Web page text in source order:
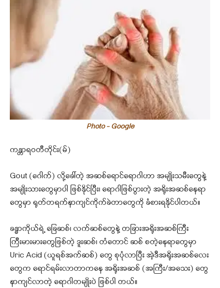
Photo - Google
ကန္တာရဝတီတိုင်း(မ်)
Gout (ဂေါက်) လို့ခေါ်တဲ့ အဆစ်ရောင်ရောဂါဟာ အမျိုးသမီးတွေနဲ့
အမျိုးသားတွေမှာပါ ဖြစ်နိုင်ပြီး၊ ရောဂါဖြစ်ပွားတဲ့ အရိုးအဆစ်နေရာ
တွေမှာ ရုတ်တရက်နာကျင်ကိုက်ခဲတာတွေကို ခံစားရနိုင်ပါတယ်။
ခန္ဓာကိုယ်ရဲ့ ခြေဆစ်၊ လက်ဆစ်တွေနဲ့ တခြားအရိုးအဆစ်ကြီး
ကြီးမားမားတွေဖြစ်တဲ့ ဒူးဆစ်၊ တံတောင် ဆစ် စတဲ့နေရာတွေမှာ
Uric Acid (ယူရစ်အက်ဆစ်) တွေ စုပုံလာပြီး အဲ့ဒီအရိုးအဆစ်လေး
တွေက ရောင်ရမ်းလာတာကနေ အရိုးအဆစ် (အကြီး/အသေး) တွေ
နာကျင်လာတဲ့ ရောဂါတမျိုးပဲ ဖြစ်ပါ တယ်။